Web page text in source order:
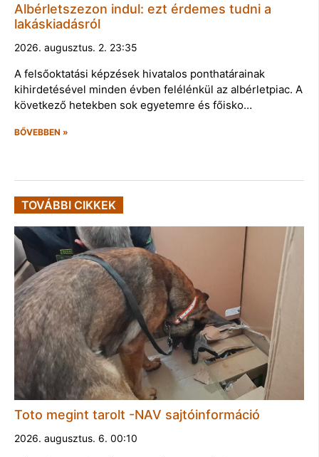
Albérletszezon indul: ezt érdemes tudni a
lakáskiadásról
2026. augusztus. 2. 23:35
A felsőoktatási képzések hivatalos ponthatárainak
kihirdetésével minden évben felélénkül az albérletpiac. A
következő hetekben sok egyetemre és főisko…
BŐVEBBEN »
TOVÁBBI CIKKEK
Toto megint tarolt -NAV sajtóinformáció
2026. augusztus. 6. 00:10